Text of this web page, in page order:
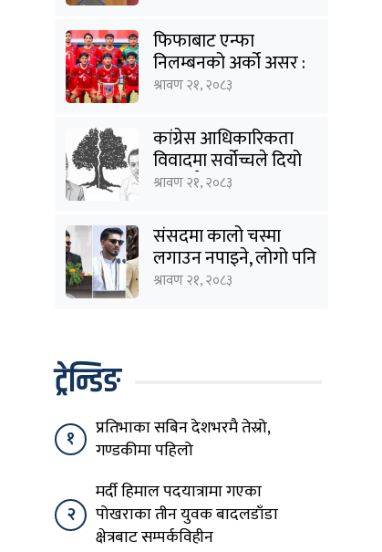
नगर्नुभएको यो ?
फिफाबाट एन्फा
निलम्बनको अर्को असर :
यू–२० एसियन कप
श्रावण २१, २०८३
कांग्रेस आधिकारिकता
विवादमा सर्वोच्चले दियो
सुरूबाटै पुनरावलोकन
श्रावण २१, २०८३
संसदमा कालो चस्मा
लगाउन नपाइने, लोगो पनि
अनिवार्य
श्रावण २१, २०८३
ट्रेन्डिङ
१
प्रतिभाका सबिन देशभरमै तेस्रो,
गण्डकीमा पहिलो
२
मर्दी हिमाल पदयात्रामा गएका
पोखराका तीन युवक बादलडाँडा
क्षेत्रबाट सम्पर्कविहीन